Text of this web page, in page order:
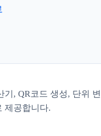
, QR코드 생성, 단위 변
제공합니다.